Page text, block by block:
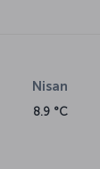
Nisan
8.9 °C